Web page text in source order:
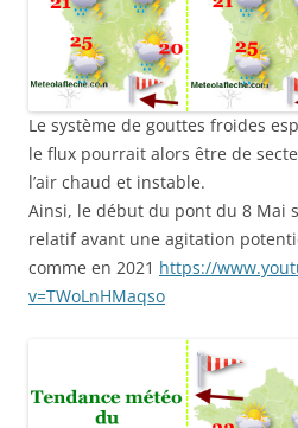
Le système de gouttes froides
le flux pourrait alors être de
l’air chaud et instable.
Ainsi, le début du pont du 8 Mai
relatif avant une agitation
comme en 2021 https://
v=TWoLnHMaqso